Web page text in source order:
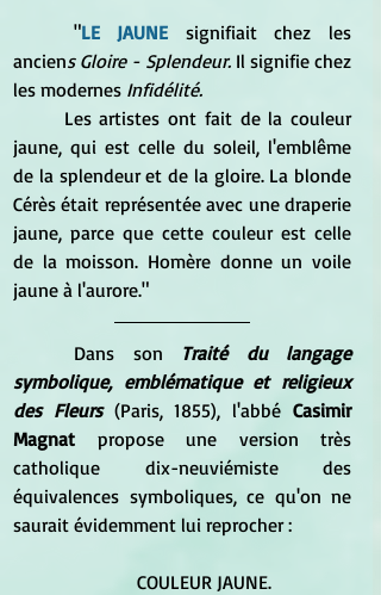
	"
LE JAUNE signifiait chez les
anciens Gloire - Splendeur. Il signifie chez
les modernes Infidélité.
jaune, qui est celle du soleil, l'emblême
de la splendeur et de la gloire. La blonde
Cérès était représentée avec une draperie
jaune, parce que cette couleur est celle
de la moisson. Homère donne un voile
jaune à l'aurore."
	Dans son
Traité du langage
symbolique, emblématique et religieux
des Fleurs (Paris, 1855), l'abbé Casimir
Magnat propose une version très
catholique dix-neuviémiste des
équivalences symboliques, ce qu'on ne
saurait évidemment lui reprocher :
	COULEUR JAUNE.